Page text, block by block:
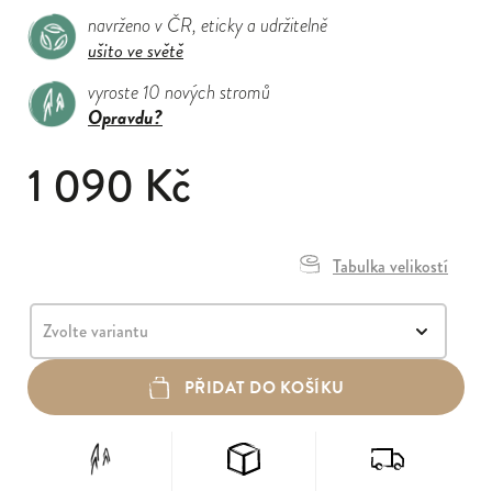
navrženo v ČR, eticky a udržitelně
ušito ve světě
vyroste 10 nových stromů
Opravdu?
1 090 Kč
Tabulka velikostí
PŘIDAT DO KOŠÍKU